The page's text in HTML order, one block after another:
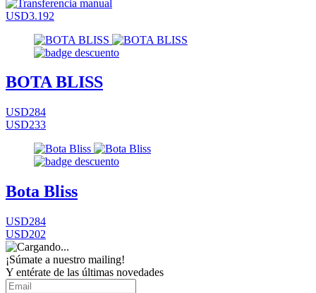
USD3.192
BOTA BLISS
USD284
USD233
Bota Bliss
USD284
USD202
¡Súmate a nuestro mailing!
Y entérate de las últimas novedades